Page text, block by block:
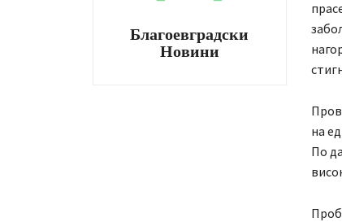
Благоевградски
Новини
на
По